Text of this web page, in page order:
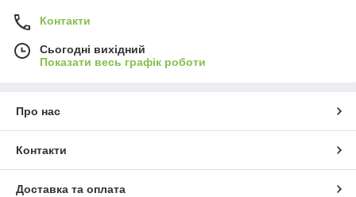
Контакти
Сьогодні вихідний
Показати весь графік роботи
Про нас
Контакти
Доставка та оплата